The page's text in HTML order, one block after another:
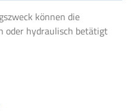
können die
oder hydraulisch betätigt